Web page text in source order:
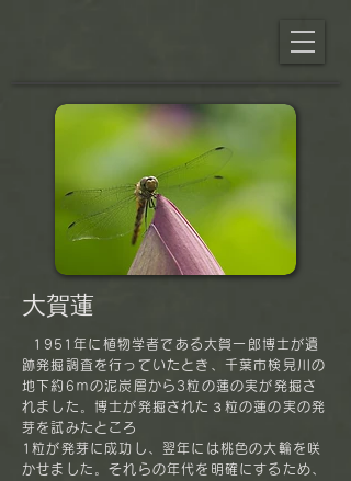
大賀蓮
1951年に植物学者である大賀一郎博士が遺
跡発掘調査を行っていたとき、千葉市検見川の
地下約6ｍの泥炭層から3粒の蓮の実が発掘さ
れました。博士が発掘された３粒の蓮の実の発
芽を試みたところ
1粒が発芽に成功し、翌年には桃色の大輪を咲
かせました。それらの年代を明確にするため、